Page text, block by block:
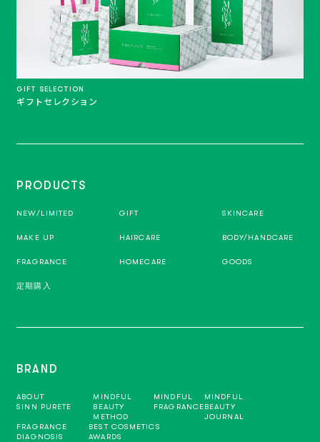
GIFT SELECTION
ギフトセレクション
PRODUCTS
NEW/LIMITED GIFT SKINCARE
MAKE UP HAIRCARE BODY/HANDCARE
FRAGRANCE HOMECARE GOODS
定期購入
BRAND
ABOUT
SINN PURETE
MINDFUL
BEAUTY
METHOD
MINDFUL
FRAGRANCE
MINDFUL
BEAUTY
JOURNAL
FRAGRANCE
DIAGNOSIS
BEST COSMETICS
AWARDS